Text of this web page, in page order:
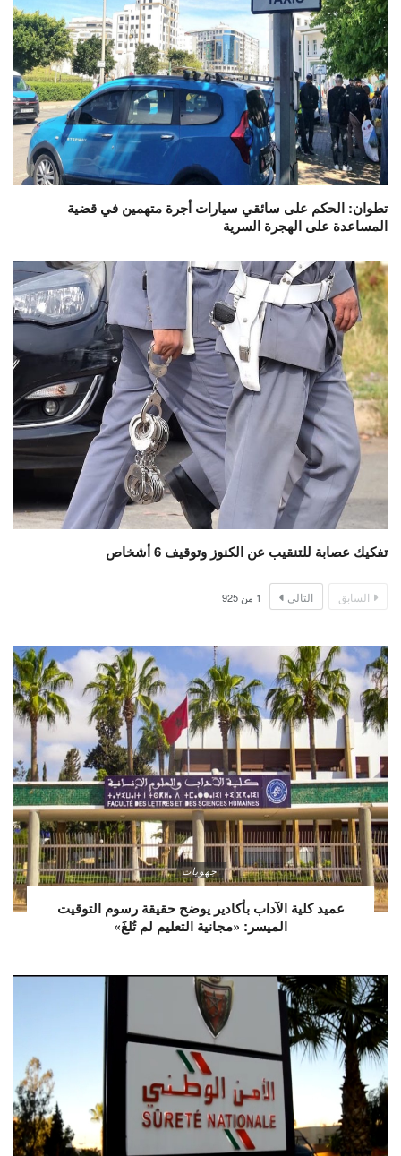
تطوان: الحكم على سائقي سيارات أجرة متهمين في قضية
المساعدة على الهجرة السرية
تفكيك عصابة للتنقيب عن الكنوز وتوقيف 6 أشخاص
السابق التالي 1 من 925
جهويات
عميد كلية الآداب بأكادير يوضح حقيقة رسوم التوقيت
الميسر: «مجانية التعليم لم تُلغَ»